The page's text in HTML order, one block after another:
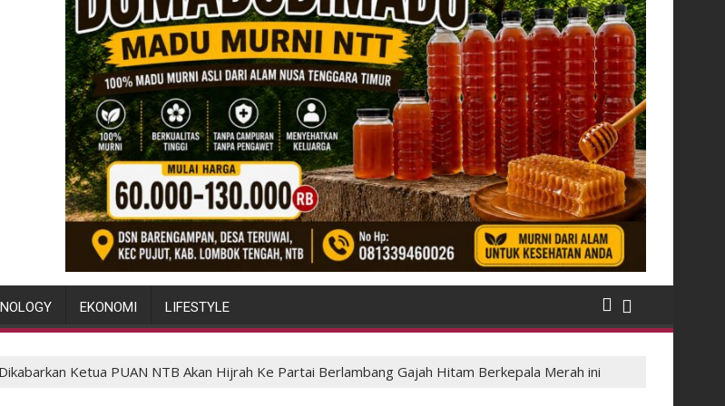
EKONOMI LIFESTYLE
Ketua PUAN NTB Akan Hijrah Ke Partai Berlambang Gajah Hitam Berkepala Merah ini